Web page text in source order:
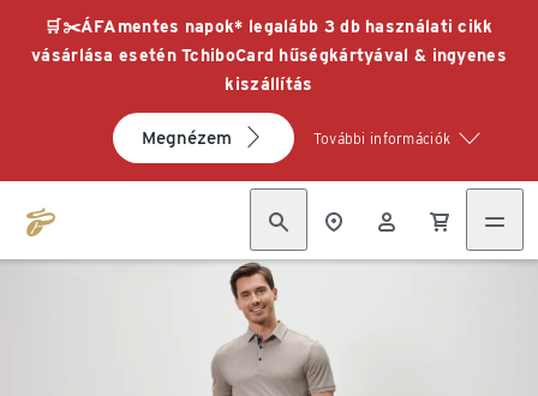
🛒✂️ÁFAmentes napok* legalább 3 db használati cikk
vásárlása esetén TchiboCard hűségkártyával & ingyenes
kiszállítás
Megnézem További információk